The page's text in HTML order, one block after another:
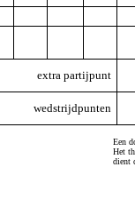
extra partijpunt
wedstrijdpunten
Een
Het
dient